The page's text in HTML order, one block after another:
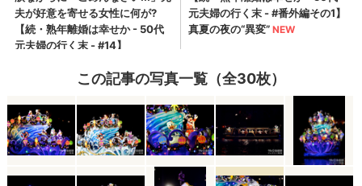
この記事の写真一覧（全30枚）